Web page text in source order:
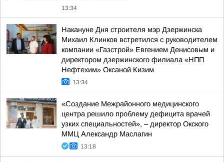
13:34
Накануне Дня строителя мэр Дзержинска
Михаил Клинков встретился с руководителем
компании «Газстрой» Евгением Денисовым и
директором дзержинского филиала «НПП
Нефтехим» Оксаной Кизим
13:34
«Создание Межрайонного медицинского
центра решило проблему дефицита врачей
узких специальностей», – директор Окского
ММЦ Александр Маслагин
13:18